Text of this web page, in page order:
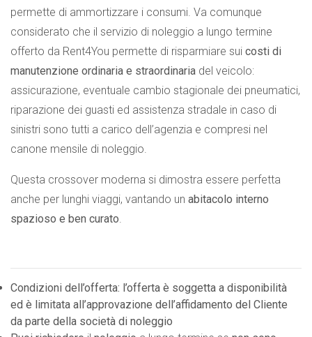
permette di ammortizzare i consumi. Va comunque
considerato che il servizio di noleggio a lungo termine
offerto da Rent4You permette di risparmiare sui costi di
manutenzione ordinaria e straordinaria del veicolo:
assicurazione, eventuale cambio stagionale dei pneumatici,
riparazione dei guasti ed assistenza stradale in caso di
sinistri sono tutti a carico dell’agenzia e compresi nel
canone mensile di noleggio.
Questa crossover moderna si dimostra essere perfetta
anche per lunghi viaggi, vantando un abitacolo interno
spazioso e ben curato.
Condizioni dell’offerta: l’offerta è soggetta a disponibilità
ed è limitata all’approvazione dell’affidamento del Cliente
da parte della società di noleggio